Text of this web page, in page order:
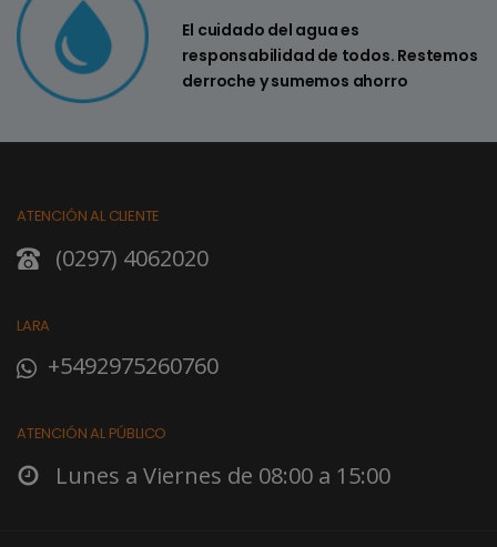
El cuidado del agua es
responsabilidad de todos. Restemos
derroche y sumemos ahorro
ATENCIÓN AL CLIENTE
(0297) 4062020
LARA
+5492975260760
ATENCIÓN AL PÚBLICO
Lunes a Viernes de 08:00 a 15:00